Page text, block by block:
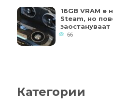
16GB VRAM е
Steam, но
заостануваат
66
Категории